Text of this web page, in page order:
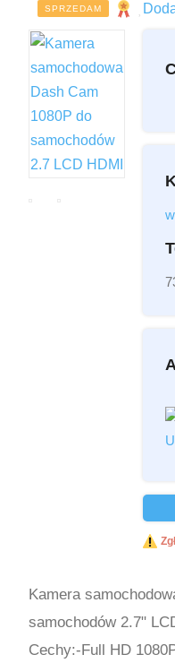
SPRZEDAM
Kamera
samochodów 2.7"
Cechy:-Full HD